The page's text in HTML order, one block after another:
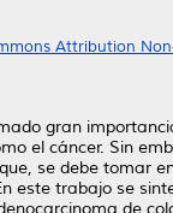
Attribution
gran
el cáncer. Sin
se debe tomar
este trabajo se
de